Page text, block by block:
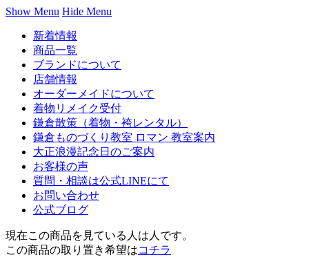
Show Menu Hide Menu
新着情報
商品一覧
ブランドについて
店舗情報
オーダーメイドについて
着物リメイク受付
鎌倉散策（着物・袴レンタル）
鎌倉ものづくり教室 ロマン 教室案内
大正浪漫記念日のご案内
お客様の声
質問・相談は公式LINEにて
お問い合わせ
公式ブログ
現在この商品を見ている人は 人です。
この商品の取り置き希望はコチラ